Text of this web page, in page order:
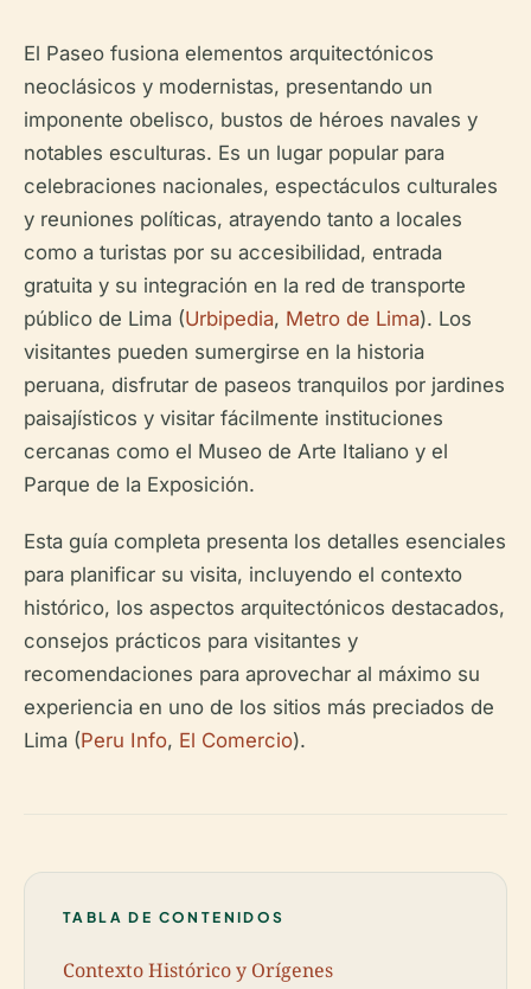
El Paseo fusiona elementos arquitectónicos
neoclásicos y modernistas, presentando un
imponente obelisco, bustos de héroes navales y
notables esculturas. Es un lugar popular para
celebraciones nacionales, espectáculos culturales
y reuniones políticas, atrayendo tanto a locales
como a turistas por su accesibilidad, entrada
gratuita y su integración en la red de transporte
público de Lima (Urbipedia, Metro de Lima). Los
visitantes pueden sumergirse en la historia
peruana, disfrutar de paseos tranquilos por jardines
paisajísticos y visitar fácilmente instituciones
cercanas como el Museo de Arte Italiano y el
Parque de la Exposición.
Esta guía completa presenta los detalles esenciales
para planificar su visita, incluyendo el contexto
histórico, los aspectos arquitectónicos destacados,
consejos prácticos para visitantes y
recomendaciones para aprovechar al máximo su
experiencia en uno de los sitios más preciados de
Lima (Peru Info, El Comercio).
TABLA DE CONTENIDOS
Contexto Histórico y Orígenes